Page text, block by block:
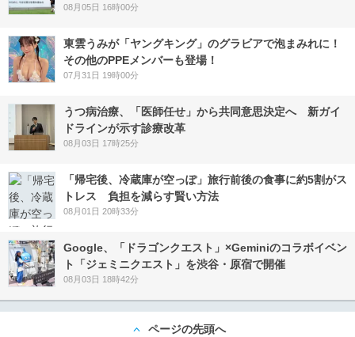
08月05日 16時00分
東雲うみが「ヤングキング」のグラビアで泡まみれに！
その他のPPEメンバーも登場！
07月31日 19時00分
うつ病治療、「医師任せ」から共同意思決定へ 新ガイ
ドラインが示す診療改革
08月03日 17時25分
「帰宅後、冷蔵庫が空っぽ」旅行前後の食事に約5割がス
トレス 負担を減らす賢い方法
08月01日 20時33分
Google、「ドラゴンクエスト」×Geminiのコラボイベン
ト「ジェミニクエスト」を渋谷・原宿で開催
08月03日 18時42分
ページの先頭へ